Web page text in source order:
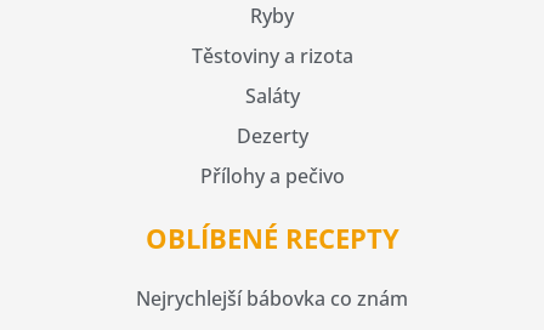
Ryby
Těstoviny a rizota
Saláty
Dezerty
Přílohy a pečivo
OBLÍBENÉ RECEPTY
Nejrychlejší bábovka co znám